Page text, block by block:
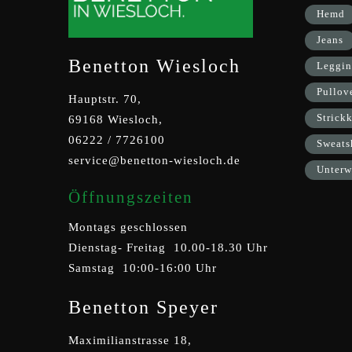
Benetton Wiesloch
Hauptstr. 70,
69168 Wiesloch,
06222 / 7726100
service@benetton-wiesloch.de
Öffnungszeiten
Montags geschlossen
Dienstag- Freitag 10.00-18.30 Uhr
Samstag 10:00-16:00 Uhr
Benetton Speyer
Maximilianstrasse 18,
Hemd
Jeans